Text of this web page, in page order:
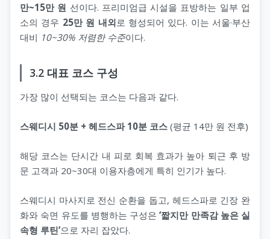
만~15만 원 선이다. 프리미엄급 시설을 표방하는 일부 업
소의 경우 25만 원 내외로 형성되어 있다. 이는 서울·부산
대비 10~30% 저렴한 수준이다.
3.2 대표 코스 구성
가장 많이 선택되는 코스는 다음과 같다.
스웨디시 50분 + 헤드스파 10분 코스 (평균 14만 원 전후)
해당 코스는 단시간 내 피로 회복 효과가 높아 퇴근 후 방
문 고객과 20~30대 이용자층에게 특히 인기가 높다.
스웨디시 마사지로 전신 순환을 돕고, 헤드스파로 긴장 완
화와 숙면 유도를 병행하는 구성은‘짧지만 만족감 높은 실
속형 루틴’으로 자리 잡았다.